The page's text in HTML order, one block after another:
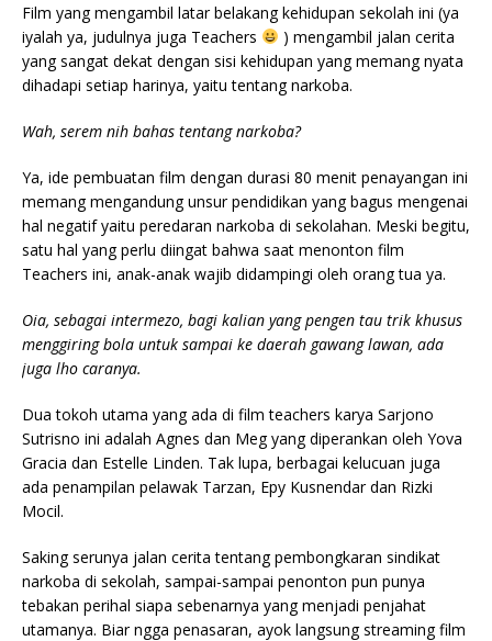
Film yang mengambil latar belakang kehidupan sekolah ini (ya
iyalah ya, judulnya juga Teachers
) mengambil jalan cerita
yang sangat dekat dengan sisi kehidupan yang memang nyata
dihadapi setiap harinya, yaitu tentang narkoba.
Wah, serem nih bahas tentang narkoba?
Ya, ide pembuatan film dengan durasi 80 menit penayangan ini
memang mengandung unsur pendidikan yang bagus mengenai
hal negatif yaitu peredaran narkoba di sekolahan. Meski begitu,
satu hal yang perlu diingat bahwa saat menonton film
Teachers ini, anak-anak wajib didampingi oleh orang tua ya.
Oia, sebagai intermezo, bagi kalian yang pengen tau trik khusus
menggiring bola untuk sampai ke daerah gawang lawan, ada
juga lho caranya.
Dua tokoh utama yang ada di film teachers karya Sarjono
Sutrisno ini adalah Agnes dan Meg yang diperankan oleh Yova
Gracia dan Estelle Linden. Tak lupa, berbagai kelucuan juga
ada penampilan pelawak Tarzan, Epy Kusnendar dan Rizki
Mocil.
Saking serunya jalan cerita tentang pembongkaran sindikat
narkoba di sekolah, sampai-sampai penonton pun punya
tebakan perihal siapa sebenarnya yang menjadi penjahat
utamanya. Biar ngga penasaran, ayok langsung streaming film